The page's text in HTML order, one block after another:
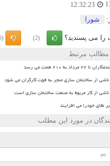
12:32:23
شورا
را می پسندید؟ (2)
(0)
مطالب مرتبط
به ۲۱۰ همت می رسد
طلای خودرا می افزایند
در مورد این مطلب